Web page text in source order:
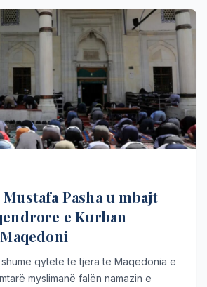
Pasha u mbajt
e Kurban
qytete të tjera të Maqedonia e
myslimanë falën namazin e